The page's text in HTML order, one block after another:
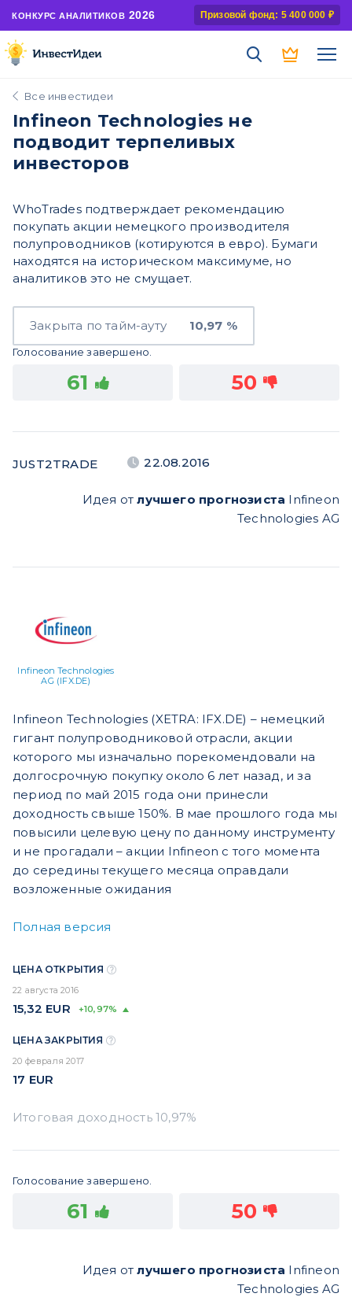
КОНКУРС АНАЛИТИКОВ 2026 Призовой фонд: 5 400 000 ₽
Все инвестидеи
Infineon Technologies не
подводит терпеливых
инвесторов
WhoTrades подтверждает рекомендацию
покупать акции немецкого производителя
полупроводников (котируются в евро). Бумаги
находятся на историческом максимуме, но
аналитиков это не смущает.
Закрыта по тайм-ауту 10,97 %
Голосование завершено.
61 50
JUST2TRADE 22.08.2016
Идея отлучшего прогнозиста Infineon
Technologies AG
Infineon Technologies
AG (IFX.DE)
Infineon Technologies (XETRA: IFX.DE) – немецкий
гигант полупроводниковой отрасли, акции
которого мы изначально порекомендовали на
долгосрочную покупку около 6 лет назад, и за
период по май 2015 года они принесли
доходность свыше 150%. В мае прошлого года мы
повысили целевую цену по данному инструменту
и не прогадали – акции Infineon с того момента
до середины текущего месяца оправдали
возложенные ожидания
Полная версия
ЦЕНА ОТКРЫТИЯ
22 августа 2016
15,32 EUR +10,97%
ЦЕНА ЗАКРЫТИЯ
20 февраля 2017
17 EUR
Голосование завершено.
61 50
Идея отлучшего прогнозиста Infineon
Technologies AG